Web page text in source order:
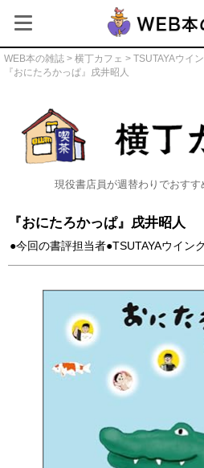
WEB本の雑誌 > 横丁カフェ > TSUTAYAウイ
『おにたろかっぱ』戌井昭人
横丁カフェ現役書店員が週替わりでおすす
『おにたろかっぱ』戌井昭人
●今回の書評担当者●TSUTAYAウイ